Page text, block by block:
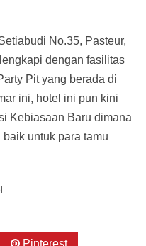
No.35, Pasteur,
dengan fasilitas
Pit yang berada di
ini, hotel ini pun kini
Kebiasaan Baru dimana
untuk para tamu
Pinterest